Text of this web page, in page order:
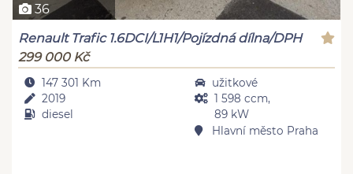
36
Renault Trafic 1.6DCI/L1H1/Pojízdná dílna/DPH
299 000 Kč
147 301 Km
2019
diesel
užitkové
1 598 ccm,
89 kW
Hlavní město Praha